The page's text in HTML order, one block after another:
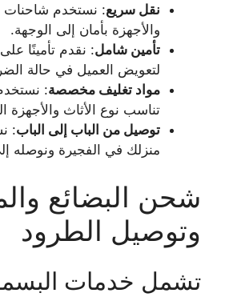
نقل سريع: نستخدم شاحنات
والأجهزة بأمان إلى الوجهة.
تأمين شامل: نقدم تأمينًا
لتعويض العميل في حالة
مواد تغليف مخصصة:
تناسب نوع الأثاث والأجهزة
توصيل من الباب إلى الباب:
منزلك في الفجيرة ونوصله
شحن البضائع
وتوصيل الطرود
تشمل خدمات